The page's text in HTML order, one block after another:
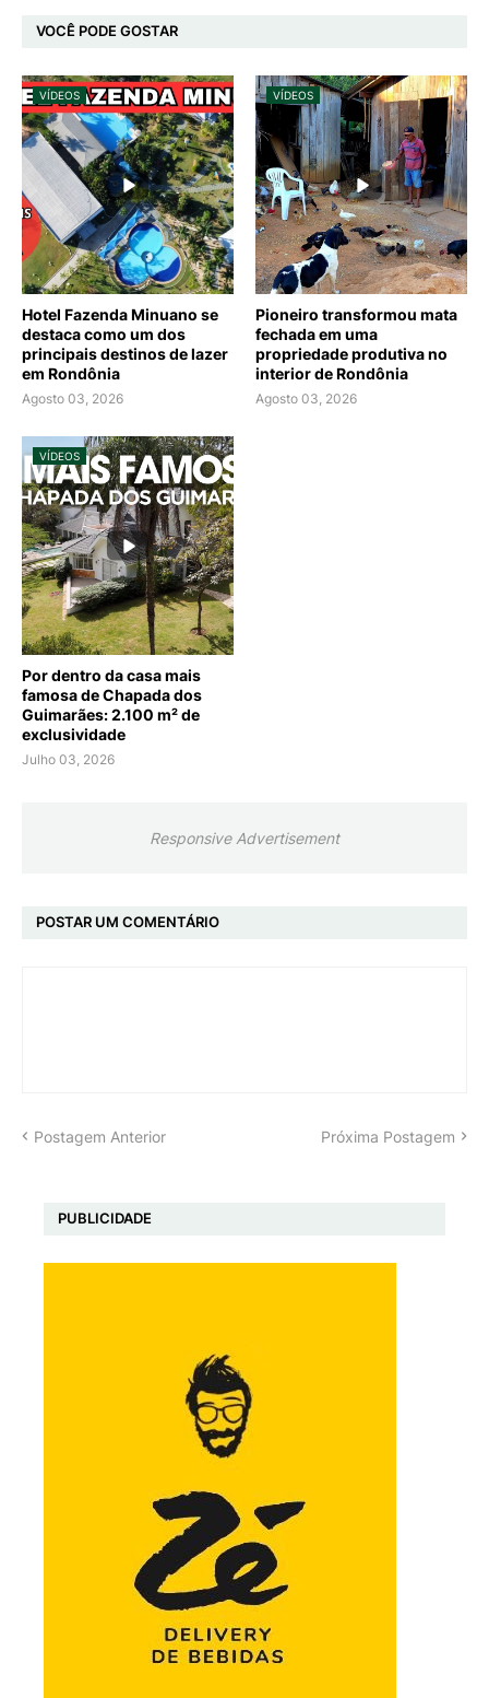
VOCÊ PODE GOSTAR
VÍDEOS
Hotel Fazenda Minuano se
destaca como um dos
principais destinos de lazer
em Rondônia
Agosto 03, 2026
VÍDEOS
Pioneiro transformou mata
fechada em uma
propriedade produtiva no
interior de Rondônia
Agosto 03, 2026
VÍDEOS
Por dentro da casa mais
famosa de Chapada dos
Guimarães: 2.100 m² de
exclusividade
Julho 03, 2026
Responsive Advertisement
POSTAR UM COMENTÁRIO
Postagem Anterior Próxima Postagem
PUBLICIDADE